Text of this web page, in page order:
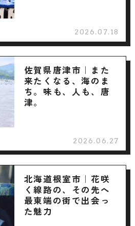
2026.07.18
佐賀県唐津市｜また
来たくなる、海のま
ち。味も、人も、唐
津。
2026.06.27
北海道根室市｜花咲
く線路の、その先へ
最東端の街で出会っ
た魅力